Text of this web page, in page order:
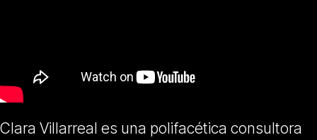
Clara Villarreal es una polifacética consultora